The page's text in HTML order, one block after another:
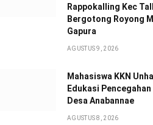
Rappokalling Kec
Bergotong Royong
Gapura
AGUSTUS 9, 2026
Mahasiswa KKN
Edukasi
Desa Anabannae
AGUSTUS 8, 2026